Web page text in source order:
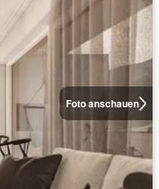
Foto anschauen